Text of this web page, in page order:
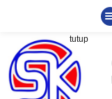
Langsung
konten
tutup